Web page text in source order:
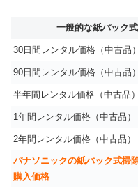
一般的な紙パック
30日間レンタル価格（中古品）
90日間レンタル価格（中古品）
半年間レンタル価格（中古品）
1年間レンタル価格（中古品）
2年間レンタル価格（中古品）
パナソニックの紙パック式掃
購入価格